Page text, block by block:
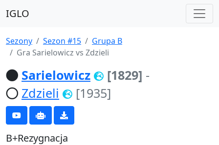
IGLO
Sezony Sezon #15
Grupa B
Gra Sarielowicz vs Zdzieli
Sarielowicz [1829] -
Zdzieli
[1935]
B+Rezygnacja